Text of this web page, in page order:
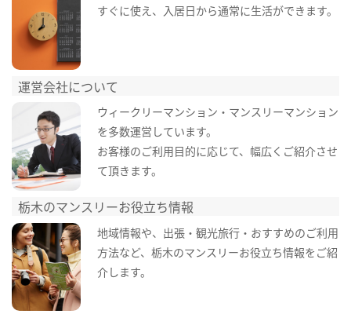
すぐに使え、入居日から通常に生活ができます。
運営会社について
ウィークリーマンション・マンスリーマンション
を多数運営しています。
お客様のご利用目的に応じて、幅広くご紹介させ
て頂きます。
栃木のマンスリーお役立ち情報
地域情報や、出張・観光旅行・おすすめのご利用
方法など、栃木のマンスリーお役立ち情報をご紹
介します。